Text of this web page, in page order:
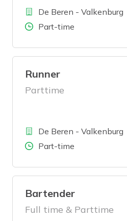
BedrijfDe Beren - Valkenburg
Aantal uren
Part-time
Runner
Parttime
BedrijfDe Beren - Valkenburg
Aantal uren
Part-time
Bartender
Full time & Parttime